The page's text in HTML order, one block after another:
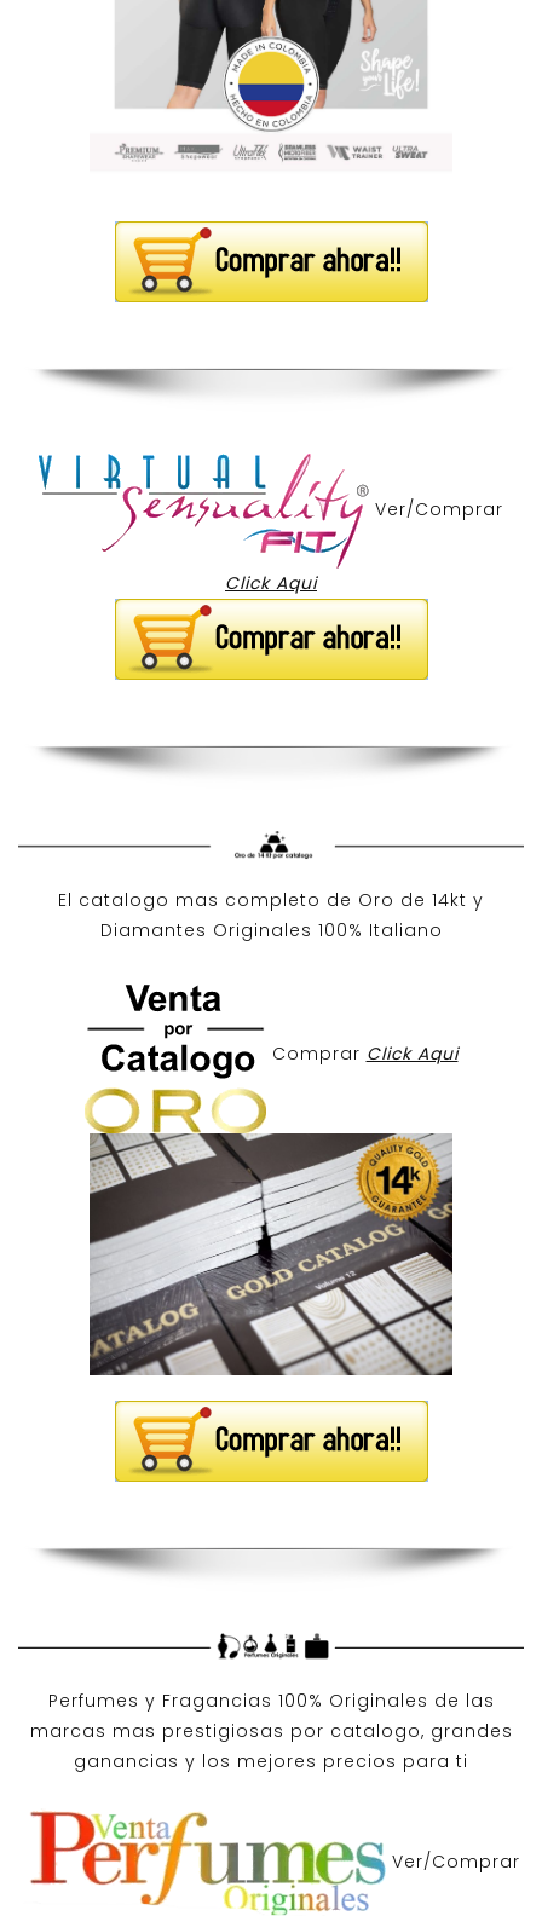
Ver/Comprar
Click Aqui
El catalogo mas completo de Oro de 14kt y
Diamantes Originales 100% Italiano
Comprar Click Aqui
Perfumes y Fragancias 100% Originales de las
marcas mas prestigiosas por catalogo, grandes
ganancias y los mejores precios para ti
Ver/Comprar